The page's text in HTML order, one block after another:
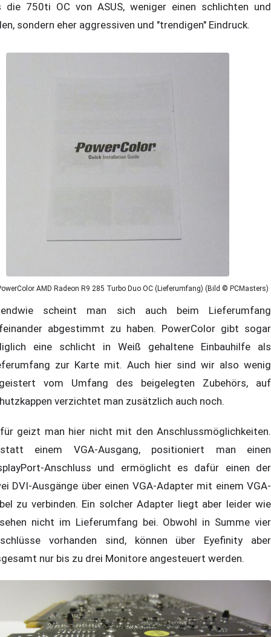
die 750ti OC von ASUS, weniger einen schlichten und
sondern eher aggressiven und "trendigen" Eindruck.
AMD Radeon R9 285 Turbo Duo OC (Lieferumfang) (Bild © PCMasters)
scheint man sich auch beim Lieferumfang
abgestimmt zu haben. PowerColor gibt sogar
eine schlicht in Weiß gehaltene Einbauhilfe als
zur Karte mit. Auch hier sind wir also wenig
vom Umfang des beigelegten Zubehörs, auf
verzichtet man zusätzlich auch noch.
geizt man hier nicht mit den Anschlussmöglichkeiten.
einem VGA-Ausgang, positioniert man einen
Anschluss und ermöglicht es dafür einen der
DVI-Ausgänge über einen VGA-Adapter mit einem VGA-
zu verbinden. Ein solcher Adapter liegt aber leider wie
nicht im Lieferumfang bei. Obwohl in Summe vier
vorhanden sind, können über Eyefinity aber
nur bis zu drei Monitore angesteuert werden.